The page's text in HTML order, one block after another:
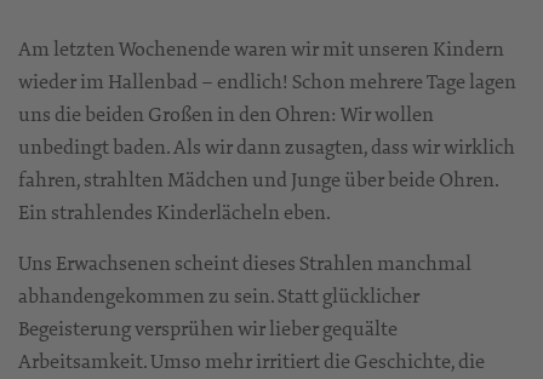
Am letzten Wochenende waren wir mit unseren Kindern
wieder im Hallenbad – endlich! Schon mehrere Tage lagen
uns die beiden Großen in den Ohren: Wir wollen
unbedingt baden. Als wir dann zusagten, dass wir wirklich
fahren, strahlten Mädchen und Junge über beide Ohren.
Ein strahlendes Kinderlächeln eben.
Uns Erwachsenen scheint dieses Strahlen manchmal
abhandengekommen zu sein. Statt glücklicher
Begeisterung versprühen wir lieber gequälte
Arbeitsamkeit. Umso mehr irritiert die Geschichte, die